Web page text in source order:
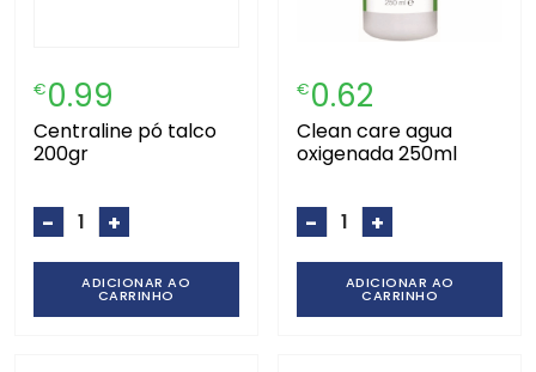
€0.99
centraline pó talco
200gr
- +
ADICIONAR AO
CARRINHO
€0.62
clean care agua
oxigenada 250ml
- +
ADICIONAR AO
CARRINHO